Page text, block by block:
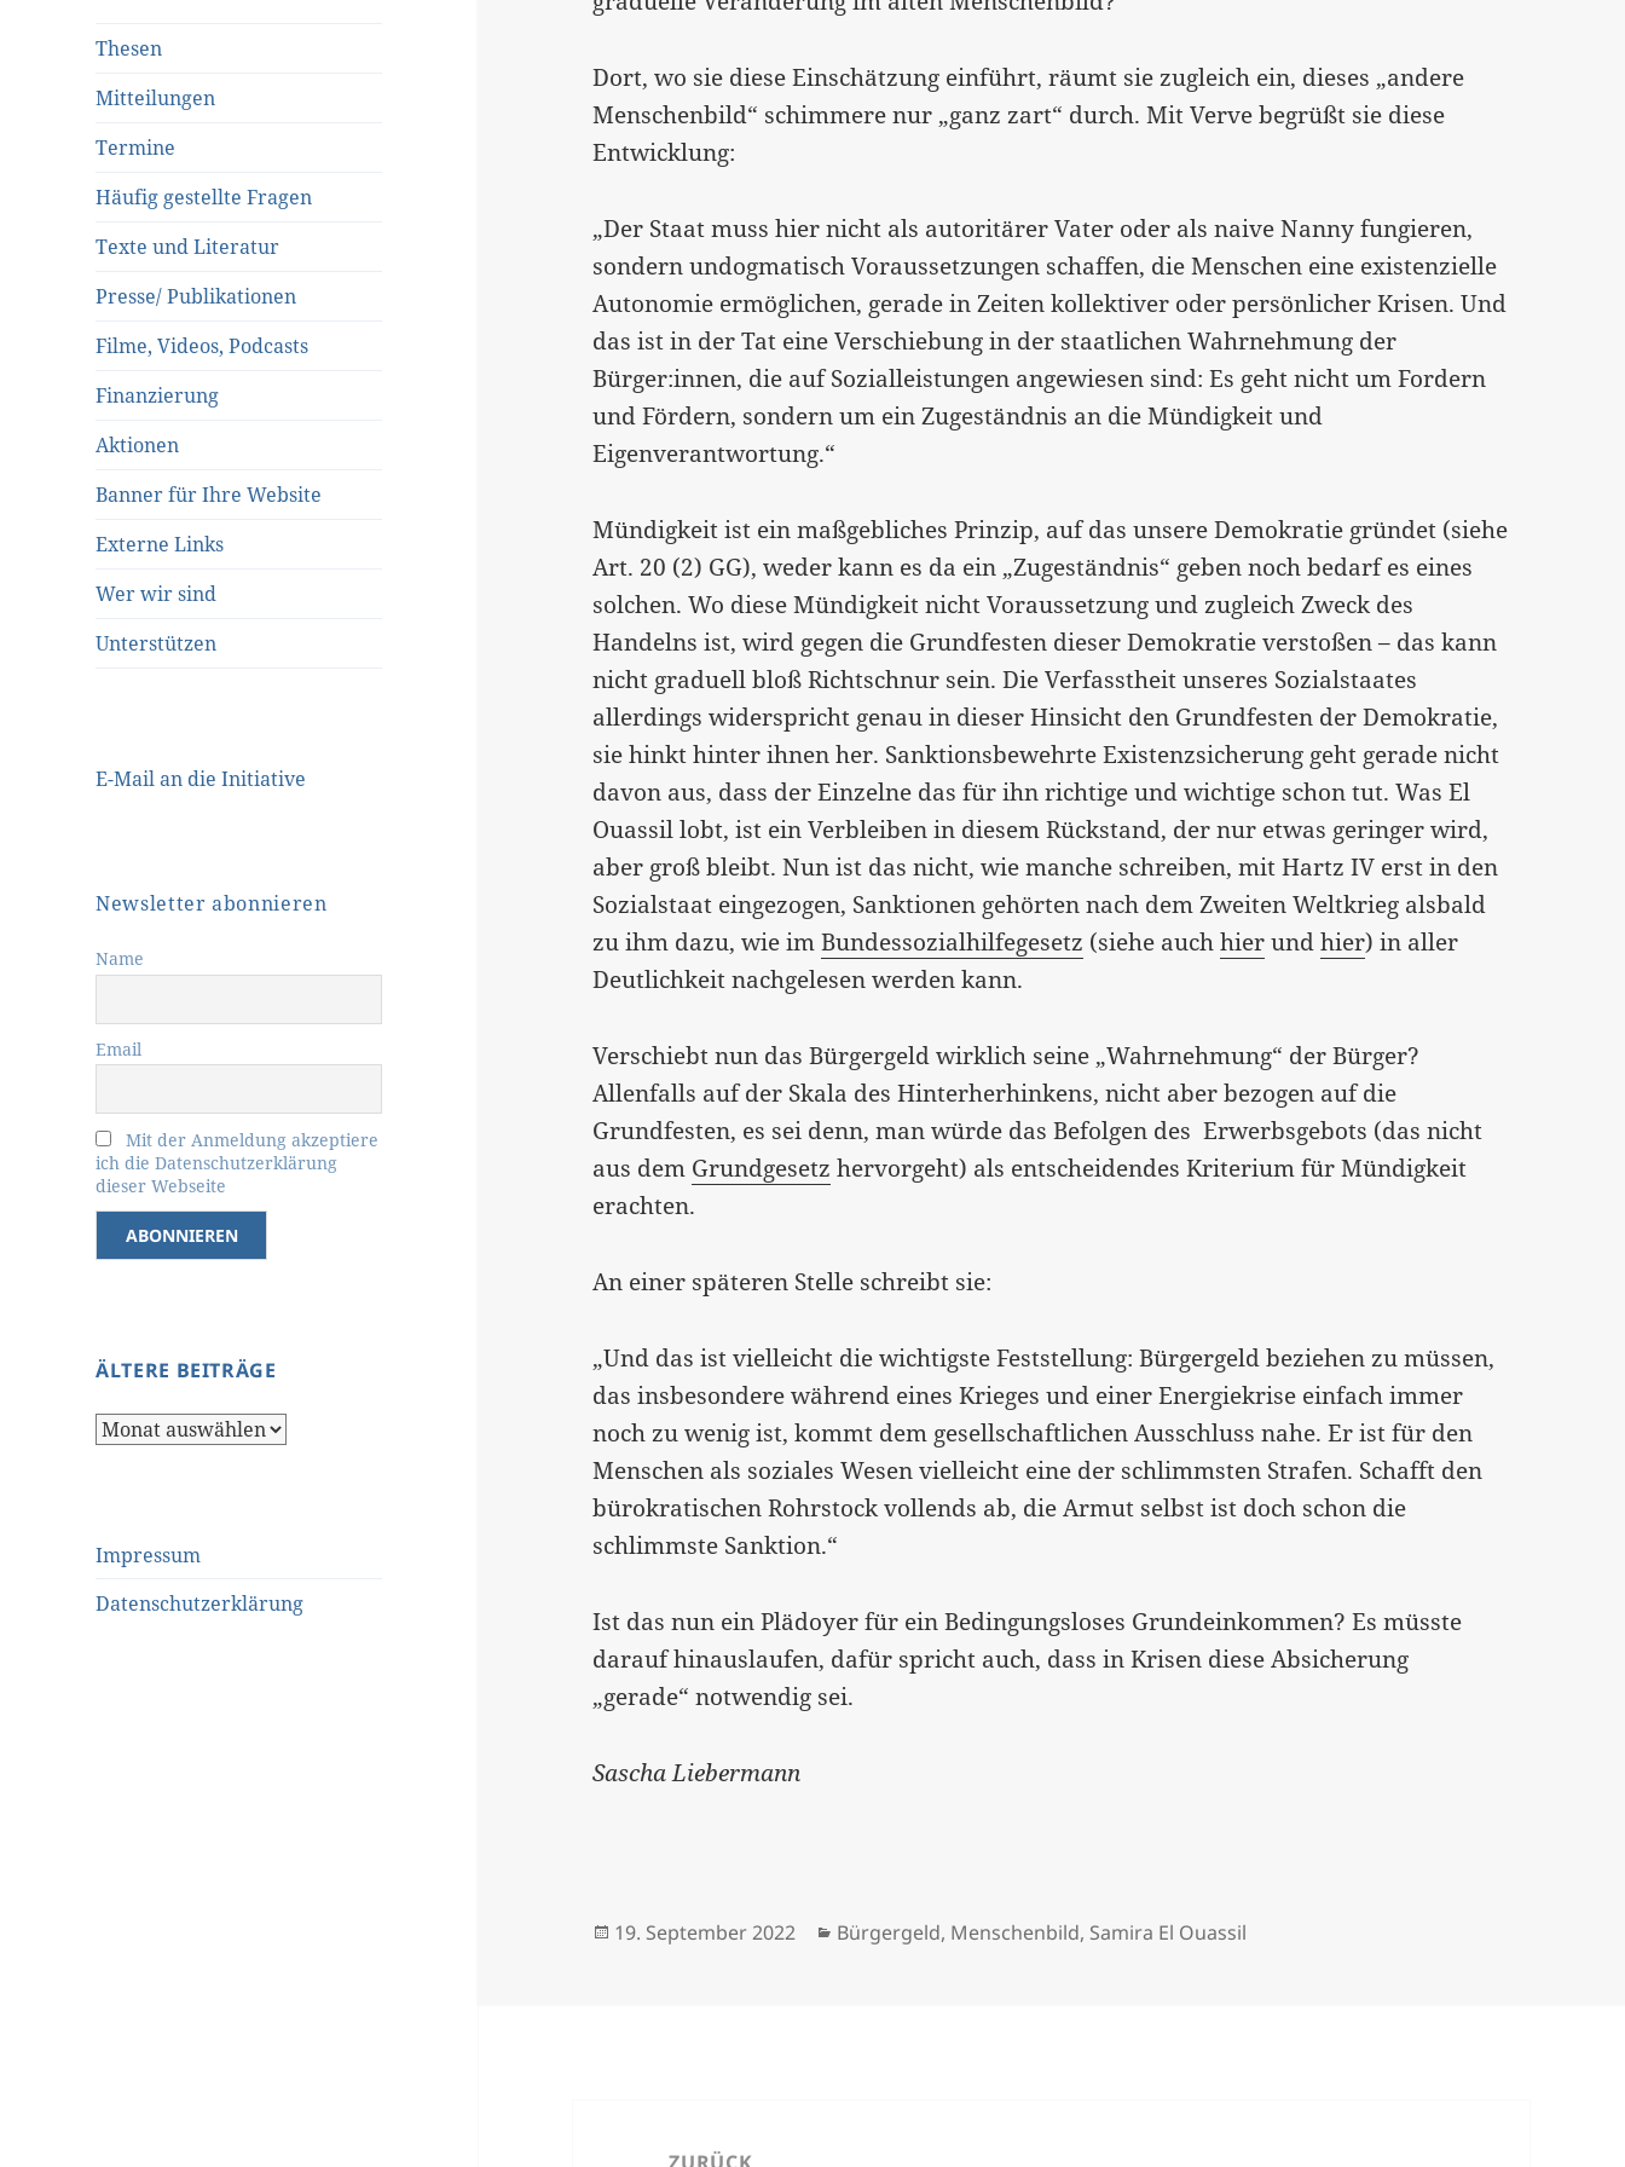
Thesen
Mitteilungen
Termine
Häufig gestellte Fragen
Texte und Literatur
Presse/ Publikationen
Filme, Videos, Podcasts
Finanzierung
Aktionen
Banner für Ihre Website
Externe Links
Wer wir sind
Unterstützen
E-Mail an die Initiative
Newsletter abonnieren
Name
Email
Mit der Anmeldung akzeptiere
ich die Datenschutzerklärung
dieser Webseite
ÄLTERE BEITRÄGE
Ältere
Impressum
Datenschutzerklärung
Dort, wo sie diese Einschätzung einführt, räumt sie zugleich ein, dieses „andere
Menschenbild“ schimmere nur „ganz zart“ durch. Mit Verve begrüßt sie diese
Entwicklung:
„Der Staat muss hier nicht als autoritärer Vater oder als naive Nanny fungieren,
sondern undogmatisch Voraussetzungen schaffen, die Menschen eine existenzielle
Autonomie ermöglichen, gerade in Zeiten kollektiver oder persönlicher Krisen. Und
das ist in der Tat eine Verschiebung in der staatlichen Wahrnehmung der
Bürger:innen, die auf Sozialleistungen angewiesen sind: Es geht nicht um Fordern
und Fördern, sondern um ein Zugeständnis an die Mündigkeit und
Eigenverantwortung.“
Mündigkeit ist ein maßgebliches Prinzip, auf das unsere Demokratie gründet (siehe
Art. 20 (2) GG), weder kann es da ein „Zugeständnis“ geben noch bedarf es eines
solchen. Wo diese Mündigkeit nicht Voraussetzung und zugleich Zweck des
Handelns ist, wird gegen die Grundfesten dieser Demokratie verstoßen – das kann
nicht graduell bloß Richtschnur sein. Die Verfasstheit unseres Sozialstaates
allerdings widerspricht genau in dieser Hinsicht den Grundfesten der Demokratie,
sie hinkt hinter ihnen her. Sanktionsbewehrte Existenzsicherung geht gerade nicht
davon aus, dass der Einzelne das für ihn richtige und wichtige schon tut. Was El
Ouassil lobt, ist ein Verbleiben in diesem Rückstand, der nur etwas geringer wird,
aber groß bleibt. Nun ist das nicht, wie manche schreiben, mit Hartz IV erst in den
Sozialstaat eingezogen, Sanktionen gehörten nach dem Zweiten Weltkrieg alsbald
zu ihm dazu, wie imBundessozialhilfegesetz (siehe auchhierundhier) in aller
Deutlichkeit nachgelesen werden kann.
Verschiebt nun das Bürgergeld wirklich seine „Wahrnehmung“ der Bürger?
Allenfalls auf der Skala des Hinterherhinkens, nicht aber bezogen auf die
Grundfesten, es sei denn, man würde das Befolgen des Erwerbsgebots (das nicht
aus dem Grundgesetz hervorgeht) als entscheidendes Kriterium für Mündigkeit
erachten.
An einer späteren Stelle schreibt sie:
„Und das ist vielleicht die wichtigste Feststellung: Bürgergeld beziehen zu müssen,
das insbesondere während eines Krieges und einer Energiekrise einfach immer
noch zu wenig ist, kommt dem gesellschaftlichen Ausschluss nahe. Er ist für den
Menschen als soziales Wesen vielleicht eine der schlimmsten Strafen. Schafft den
bürokratischen Rohrstock vollends ab, die Armut selbst ist doch schon die
schlimmste Sanktion.“
Ist das nun ein Plädoyer für ein Bedingungsloses Grundeinkommen? Es müsste
darauf hinauslaufen, dafür spricht auch, dass in Krisen diese Absicherung
„gerade“ notwendig sei.
Sascha Liebermann
Veröffentlicht
19. September 2022 Kategorien
Bürgergeld, Menschenbild, Samira El Ouassil
Navigation